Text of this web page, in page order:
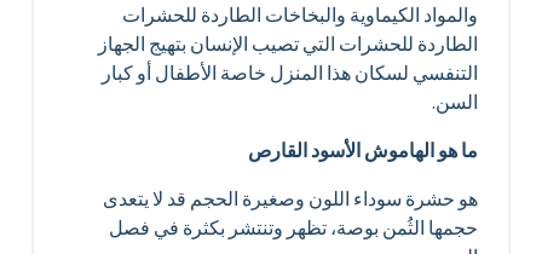
والمواد الكيماوية والبخاخات الطاردة للحشرات
الطاردة للحشرات التي تصيب الإنسان بتهيج الجهاز
التنفسي لسكان هذا المنزل خاصة الأطفال أو كبار
السن.
ما هو الهاموش الأسود القارص
هو حشرة سوداء اللون وصغيرة الحجم قد لا يتعدى
حجمها الثُمن بوصة، تظهر وتنتشر بكثرة في فصل